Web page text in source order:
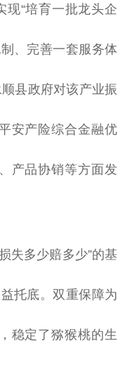
现“培育一批龙头企
、完善一套服务体
县政府对该产业振
安产险综合金融优
产品协销等方面发
失多少赔多少”的基
托底。双重保障为
稳定了猕猴桃的生